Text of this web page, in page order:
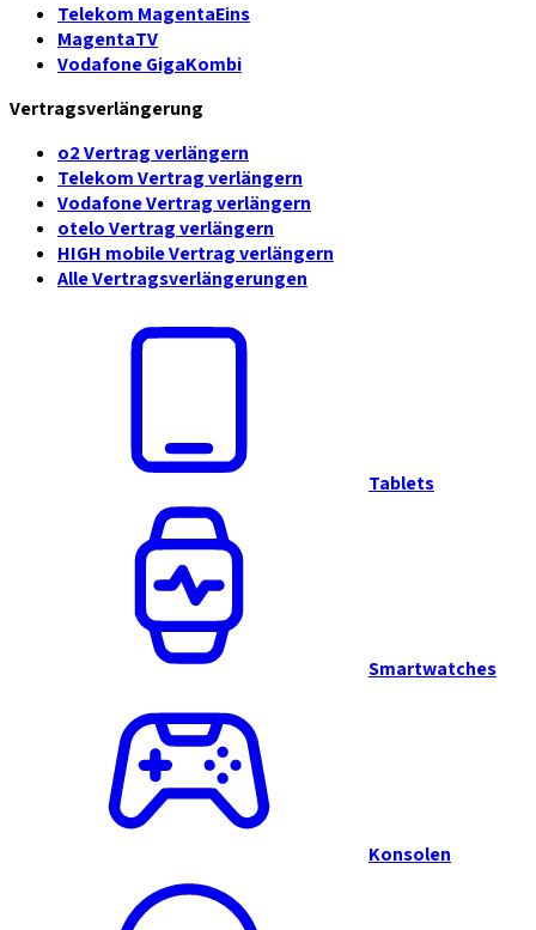
Telekom MagentaEins
MagentaTV
Vodafone GigaKombi
Vertragsverlängerung
o2 Vertrag verlängern
Telekom Vertrag verlängern
Vodafone Vertrag verlängern
otelo Vertrag verlängern
HIGH mobile Vertrag verlängern
Alle Vertragsverlängerungen
Tablets
Smartwatches
Konsolen